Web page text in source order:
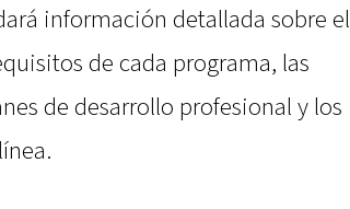
información detallada sobre el
de cada programa, las
de desarrollo profesional y los